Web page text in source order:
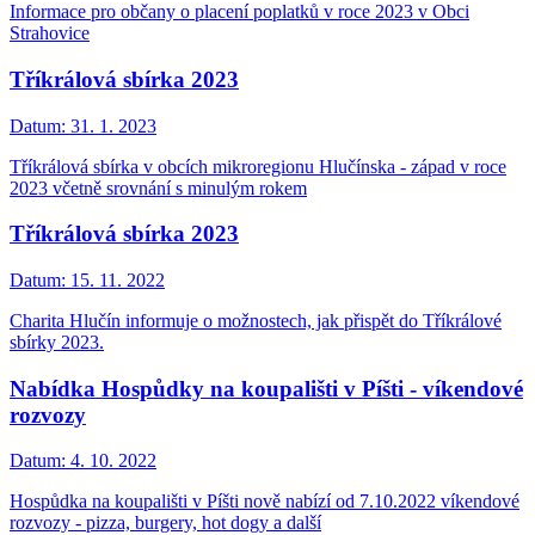
Informace pro občany o placení poplatků v roce 2023 v Obci
Strahovice
Tříkrálová sbírka 2023
Datum: 31. 1. 2023
Tříkrálová sbírka v obcích mikroregionu Hlučínska - západ v roce
2023 včetně srovnání s minulým rokem
Tříkrálová sbírka 2023
Datum: 15. 11. 2022
Charita Hlučín informuje o možnostech, jak přispět do Tříkrálové
sbírky 2023.
Nabídka Hospůdky na koupališti v Píšti - víkendové
rozvozy
Datum: 4. 10. 2022
Hospůdka na koupališti v Píšti nově nabízí od 7.10.2022 víkendové
rozvozy - pizza, burgery, hot dogy a další